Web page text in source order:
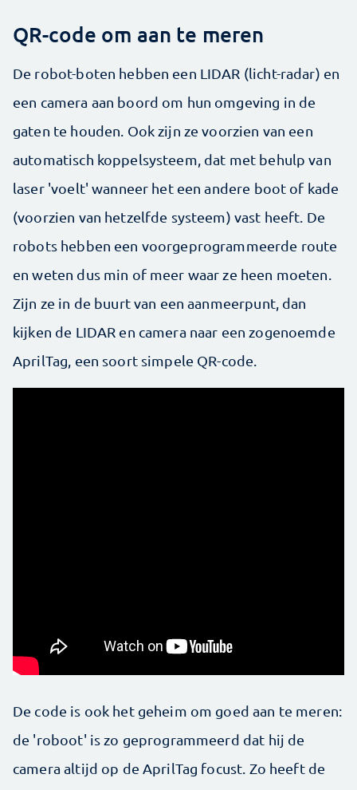
QR-code om aan te meren
De robot-boten hebben een LIDAR (licht-radar) en
een camera aan boord om hun omgeving in de
gaten te houden. Ook zijn ze voorzien van een
automatisch koppelsysteem, dat met behulp van
laser 'voelt' wanneer het een andere boot of kade
(voorzien van hetzelfde systeem) vast heeft. De
robots hebben een voorgeprogrammeerde route
en weten dus min of meer waar ze heen moeten.
Zijn ze in de buurt van een aanmeerpunt, dan
kijken de LIDAR en camera naar een zogenoemde
AprilTag, een soort simpele QR-code.
De code is ook het geheim om goed aan te meren:
de 'roboot' is zo geprogrammeerd dat hij de
camera altijd op de AprilTag focust. Zo heeft de